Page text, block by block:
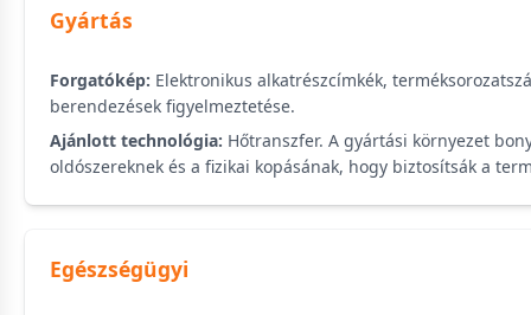
Gyártás
Forgatókép: Elektronikus alkatrészcímkék,
berendezések figyelmeztetése.
Ajánlott technológia: Hőtranszfer. A gyártási környezet
oldószereknek és a fizikai kopásának, hogy biztosítsák a
Egészségügyi